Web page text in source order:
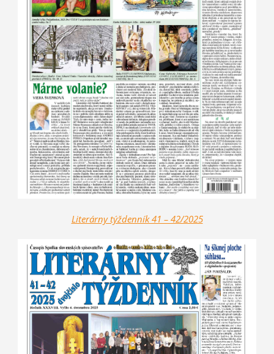
Literárny týždenník 41 – 42/2025